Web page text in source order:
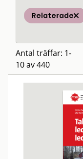
Relaterade
Antal träffar: 1-
10 av 440